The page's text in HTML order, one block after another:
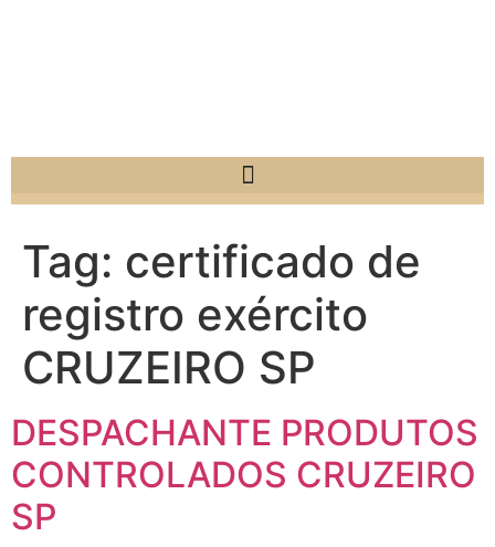
Tag: certificado de
registro exército
CRUZEIRO SP
DESPACHANTE PRODUTOS
CONTROLADOS CRUZEIRO
SP